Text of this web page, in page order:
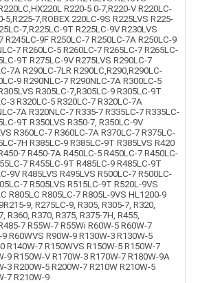
R220-5 0-7,R220-V R220LC-
5,R225-7,ROBEX 220LC-9S R225LVS R225-
7,R225LC-9T R225LC-9V R230LVS
R245LC-9F R250LC-7 R250LC-7A R250LC-9
7 R260LC-5 R260LC-7 R265LC-7 R265LC-
9T R275LC-9V R275LVS R290LC-7
7A R290LC-7LR R290LC,R290,R290LC-
9 R290NLC-7 R290NLC-7A R300LC-5
R305LC-7,R305LC-9 R305LC-9T
3 R320LC-5 R320LC-7 R320LC-7A
7A R320NLC-7 R335-7 R335LC-7 R335LC-
9T R350LVS R350-7, R350LC-9V
R360LC-7 R360LC-7A R370LC-7 R375LC-
7H R385LC-9 R385LC-9T R385LVS R420
7 R450-7A R450LC-5 R450LC-7 R450LC-
7 R455LC-9T R485LC-9 R485LC-9T
9V R485LVS R495LVS R500LC-7 R500LC-
7 R505LVS R515LC-9T R520L-9VS
R805LC R805LC-7 R805L-9VS HL1200-9
9, R275LC-9, R305, R305-7, R320,
R360, R370, R375, R375-7H, R455,
7 R55W-7 R55Wi R60W-5 R60W-7
9 R60WVS R90W-9 R130W-3 R130W-5
R140W-7 R150WVS R150W-5 R150W-7
9 R150W-V R170W-3 R170W-7 R180W-9A
3 R200W-5 R200W-7 R210W R210W-5
7 R210W-9